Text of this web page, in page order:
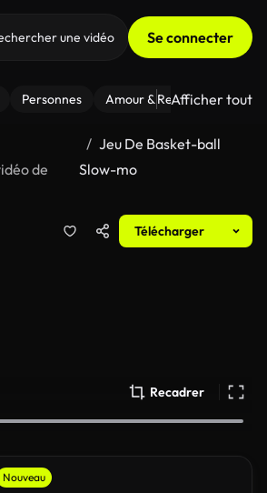
Se connecter
Personnes Amour & Relations Le
Afficher tout
de
Jeu De Basket-ball
Slow-mo
Télécharger
Recadrer
Nouveau